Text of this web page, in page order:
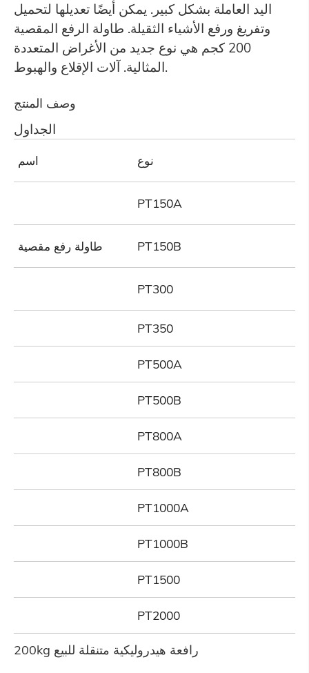
اليد العاملة بشكل كبير. يمكن أيضًا تعديلها لتحميل
وتفريغ ورفع الأشياء الثقيلة. طاولة الرفع المقصية
200 كجم هي نوع جديد من الأغراض المتعددة
المثالية. آلات الإقلاع والهبوط.
وصف المنتج
الجداول
اسم نوع
PT150A
طاولة رفع مقصية PT150B
PT300
PT350
PT500A
PT500B
PT800A
PT800B
PT1000A
PT1000B
PT1500
PT2000
200kg رافعة هيدروليكية متنقلة للبيع